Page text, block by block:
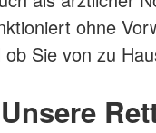
ohne
Sie von zu
Unsere